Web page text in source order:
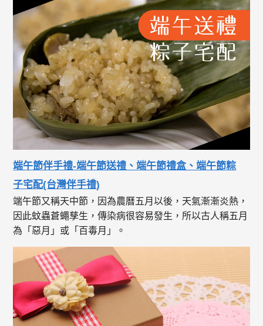
端午節伴手禮-端午節送禮、端午節禮盒、端午節粽
子宅配(台灣伴手禮)
端午節又稱天中節，因為農曆五月以後，天氣漸漸炎熱，
因此蚊蟲蒼蠅孳生，傳染病很容易發生，所以古人稱五月
為「惡月」或「百毒月」。